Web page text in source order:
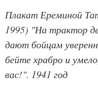
Плакат Ереминой
1995) "На трактор
дают бойцам
бейте храбро и
вас!". 1941 год